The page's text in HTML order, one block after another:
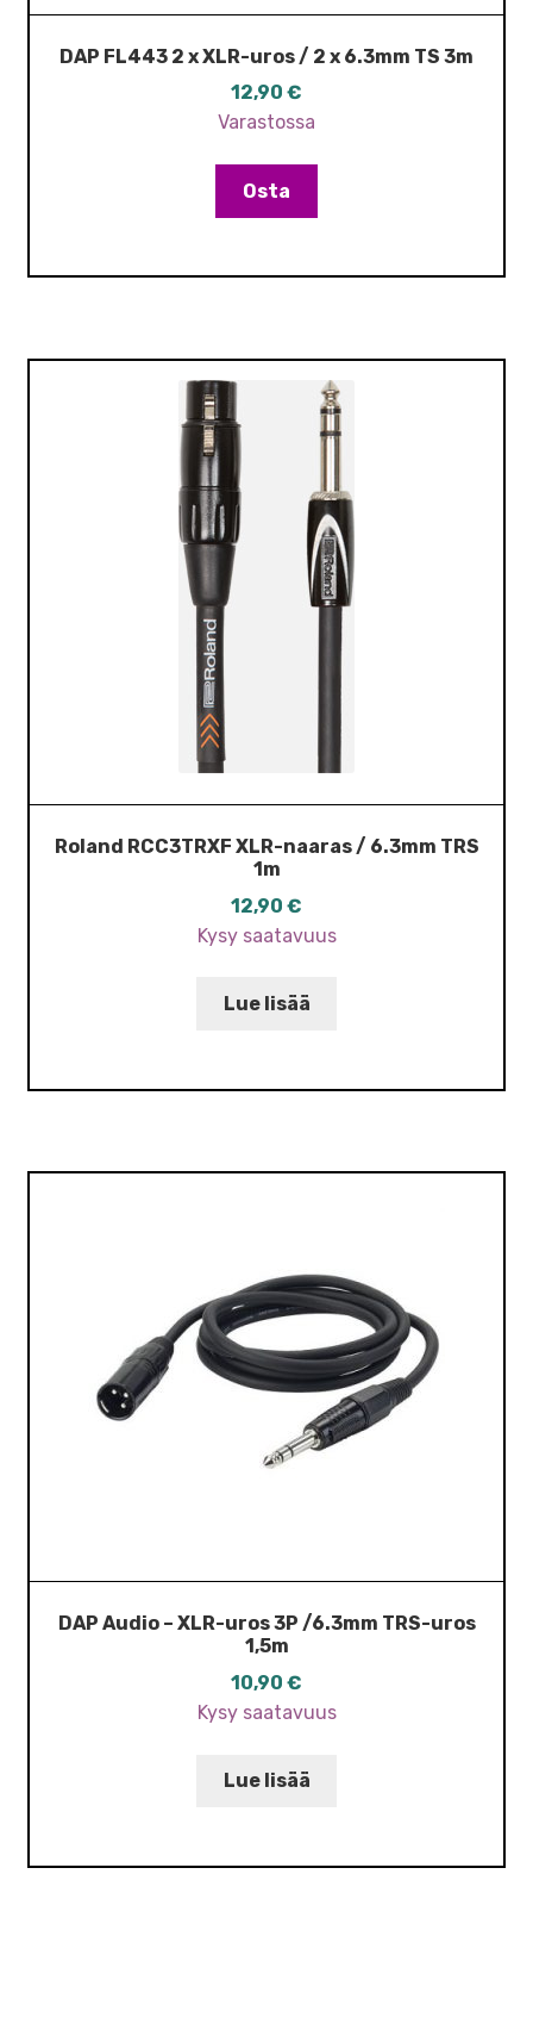
DAP FL443 2 x XLR-uros / 2 x 6.3mm TS 3m
12,90 €
Varastossa
Osta
Roland RCC3TRXF XLR-naaras / 6.3mm TRS
1m
12,90 €
Kysy saatavuus
Lue lisää
DAP Audio – XLR-uros 3P /6.3mm TRS-uros
1,5m
10,90 €
Kysy saatavuus
Lue lisää